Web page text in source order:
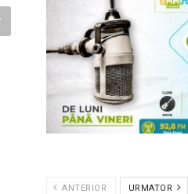
ANTERIOR URMATOR